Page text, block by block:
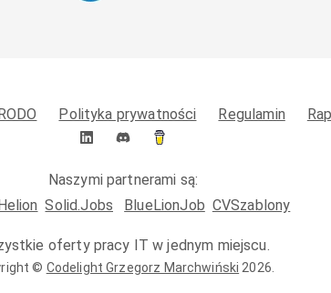
Polityka prywatności Regulamin
Naszymi partnerami są:
Solid.Jobs BlueLionJob CVSzablony
oferty pracy IT w jednym miejscu.
© Codelight Grzegorz Marchwiński 2026